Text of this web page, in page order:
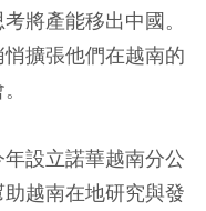
將產能移出中國。
擴張他們在越南的
設立諾華越南分公
越南在地研究與發